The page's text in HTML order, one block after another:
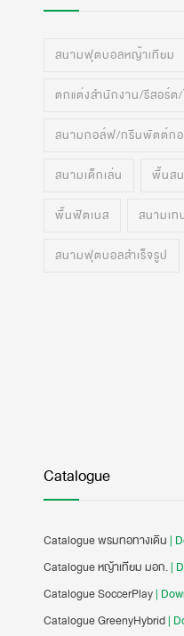
สนามฟุตบอลหญ้าเทียม
ตกแต่งสำนักงาน/รีสอร์ต/
สนามกอล์ฟ/กรีนพัตต์ก
สนามเด็กเล่น พื้นสน
พื้นฟิตเนส สนามเท
สนามฟุตบอลสำเร็จรูป
Catalogue
Catalogue พรมทอทางเดิน |
Catalogue หญ้าเทียม มอก.|
Catalogue SoccerPlay|
Catalogue GreenyHybrid|